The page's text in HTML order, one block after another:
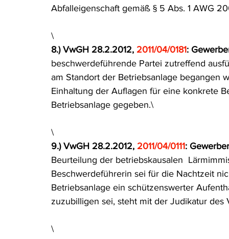
Abfalleigenschaft gemäß § 5 Abs. 1 AWG
\
8.) VwGH 28.2.2012, 2011/04/0181:
beschwerdeführende Partei zutreffend
am Standort der Betriebsanlage begangen
Einhaltung der Auflagen für eine konkrete
Betriebsanlage gegeben.\
\
9.) VwGH 28.2.2012, 2011/04/0111:
Beurteilung der betriebskausalen
Beschwerdeführerin sei für die Nachtzeit
Betriebsanlage ein schützenswerter
zuzubilligen sei, steht mit der Judikatur
\